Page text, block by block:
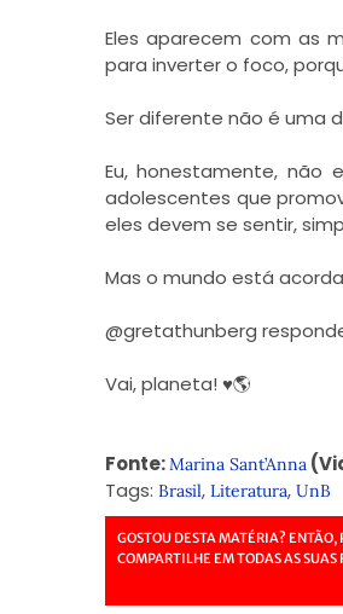
Eles aparecem com as
para inverter o foco,
Ser diferente não é uma
Eu, honestamente, não
adolescentes que
eles devem se sentir,
Mas o mundo está
@gretathunberg
Vai, planeta! ♥️🌎
Fonte:Marina Sant’Anna
Tags: Brasil, Literatura, UnB
GOSTOU DESTA MATÉRIA? ENTÃO,
COMPARTILHE EM TODAS AS SUAS